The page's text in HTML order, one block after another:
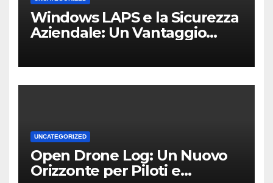
Windows LAPS e la Sicurezza
Aziendale: Un Vantaggio
UNCATEGORIZED
Open Drone Log: Un Nuovo
Orizzonte per Piloti e